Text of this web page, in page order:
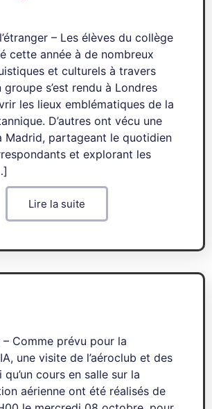
– Les élèves du collège
cette année à de nombreux
et culturels à travers
groupe s’est rendu à Londres
les lieux emblématiques de la
D’autres ont vécu une
Madrid, partageant le quotidien
et explorant les
Lire la suite
– Comme prévu pour la
une visite de l’aéroclub et des
qu’un cours en salle sur la
aérienne ont été réalisés de